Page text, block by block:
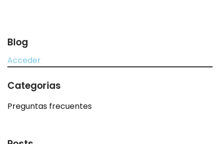
Blog
Acceder
Categorias
Preguntas frecuentes